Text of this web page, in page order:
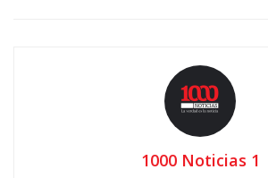
1000 Noticias 1